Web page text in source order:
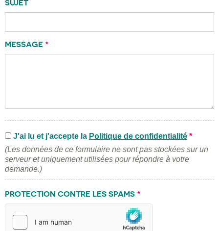
SUJET
MESSAGE *
J'ai lu et j'accepte la Politique de confidentialité *
(Les données de ce formulaire ne sont pas stockées sur un
serveur et uniquement utilisées pour répondre à votre
demande.)
PROTECTION CONTRE LES SPAMS *